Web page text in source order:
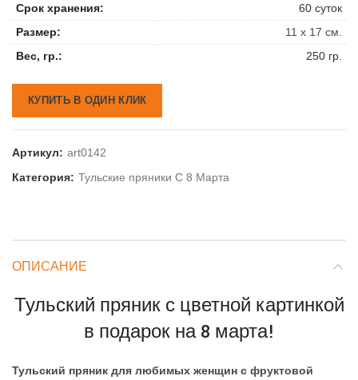
Срок хранения:
60 суток
Размер:
11 х 17 см.
Вес, гр.:
250 гр.
КУПИТЬ В ОДИН КЛИК
Артикул: art0142
Категория: Тульские пряники С 8 Марта
ОПИСАНИЕ
Тульский пряник с цветной картинкой
в подарок на 8 марта!
Тульский пряник для любимых женщин с фруктовой